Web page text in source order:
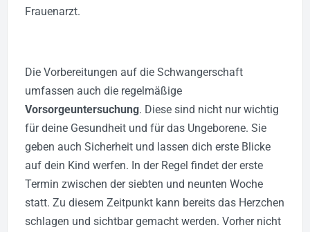
Frauenarzt.
Die Vorbereitungen auf die Schwangerschaft
umfassen auch die regelmäßige
Vorsorgeuntersuchung. Diese sind nicht nur wichtig
für deine Gesundheit und für das Ungeborene. Sie
geben auch Sicherheit und lassen dich erste Blicke
auf dein Kind werfen. In der Regel findet der erste
Termin zwischen der siebten und neunten Woche
statt. Zu diesem Zeitpunkt kann bereits das Herzchen
schlagen und sichtbar gemacht werden. Vorher nicht